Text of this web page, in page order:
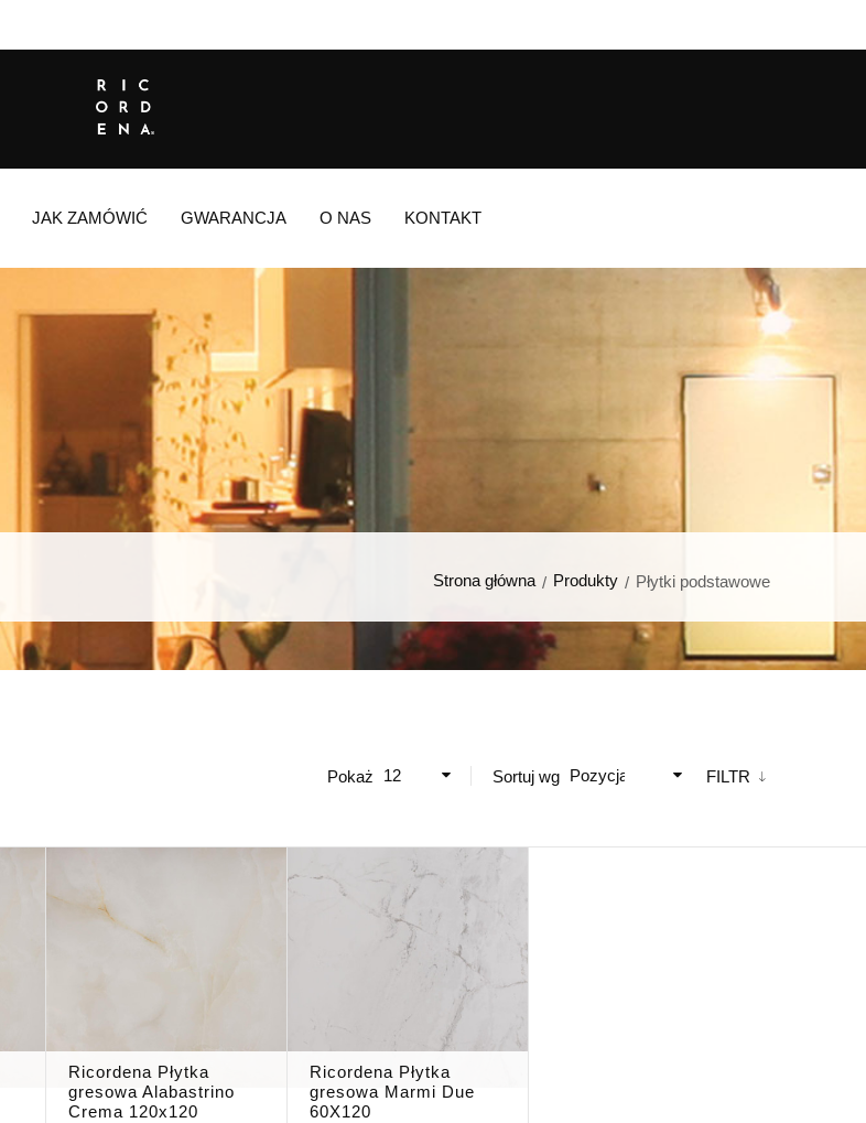
JAK ZAMÓWIĆ GWARANCJA O NAS KONTAKT
Strona główna Produkty Płytki podstawowe
Sortuj wg Pozycja FILTR
Pokaż 12
Ricordena Płytka
gresowa Alabastrino
Crema 120x120
Ricordena Płytka
gresowa Marmi Due
60X120